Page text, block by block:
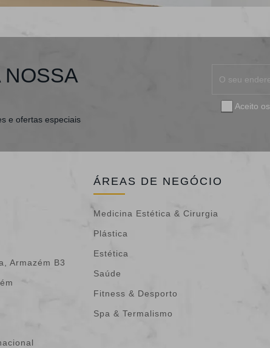
NOSSA
e ofertas especiais
Aceito os
Armazém B3
ÁREAS DE NEGÓCIO
Medicina Estética & Cirurgia
Plástica
Estética
Saúde
Fitness & Desporto
Spa & Termalismo